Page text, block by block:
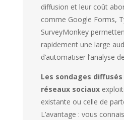
diffusion et leur coût
comme Google Forms,
SurveyMonkey
rapidement une large
d’automatiser l’analyse
Les sondages
réseaux sociaux
existante ou celle de
L’avantage : vous